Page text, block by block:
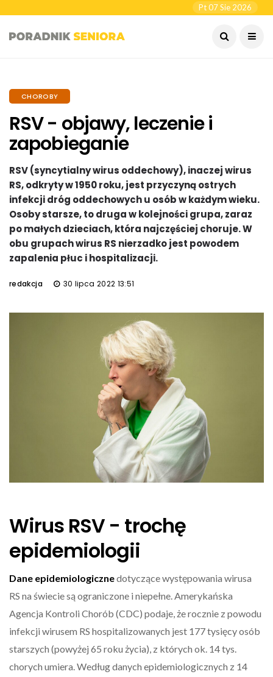
Pt 07 Sie 2026
CHOROBY
RSV - objawy, leczenie i
zapobieganie
RSV (syncytialny wirus oddechowy), inaczej wirus
RS, odkryty w 1950 roku, jest przyczyną ostrych
infekcji dróg oddechowych u osób w każdym wieku.
Osoby starsze, to druga w kolejności grupa, zaraz
po małych dzieciach, która najczęściej choruje. W
obu grupach wirus RS nierzadko jest powodem
zapalenia płuc i hospitalizacji.
redakcja 30 lipca 2022 13:51
Wirus RSV - trochę
epidemiologii
Dane epidemiologicznedotyczące występowania wirusa
RS na świecie są ograniczone i niepełne. Amerykańska
Agencja Kontroli Chorób (CDC) podaje, że rocznie z powodu
infekcji wirusem RS hospitalizowanych jest 177 tysięcy osób
starszych (powyżej 65 roku życia), z których ok. 14 tys.
chorych umiera. Według danych epidemiologicznych z 14